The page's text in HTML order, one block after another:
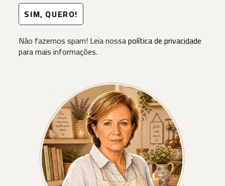
Não fazemos spam! Leia nossapolítica de privacidade
para mais informações.